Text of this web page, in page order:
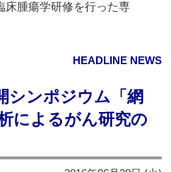
床腫瘍学研修を行った専
HEADLINE NEWS
シンポジウム「網
によるがん研究の